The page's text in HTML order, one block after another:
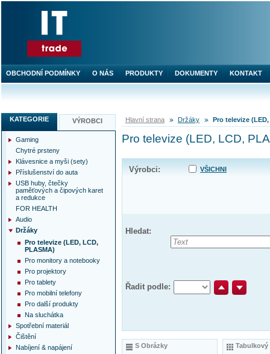
Hlavní strana Držáky Pro televize
Pro televize (LED, LCD,
Výrobci: VŠICHNI
Hledat:
Řadit podle:
S Obrázky Tabulkový
KATEGORIE VÝROBCI
Gaming
Chytré prsteny
Klávesnice a myši (sety)
Příslušenství do auta
USB huby, čtečky
paměťových a čipových karet
a redukce
FOR HEALTH
Audio
Držáky
Pro televize (LED, LCD,
PLASMA)
Pro monitory a notebooky
Pro projektory
Pro tablety
Pro mobilní telefony
Pro další produkty
Na sluchátka
Spotřební materiál
Čištění
Nabíjení & napájení
OBCHODNÍ PODMÍNKY O NÁS PRODUKTY DOKUMENTY KONTAKT